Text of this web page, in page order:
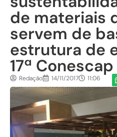
de materiais
servem de
estrutura de
17ª Conescap
Redação 14/11/2017 11:06